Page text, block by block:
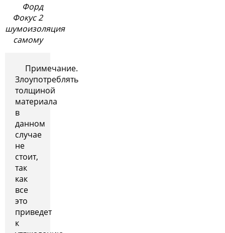
Форд
Фокус 2
шумоизоляция
самому
Примечание.
Злоупотреблять
толщиной
материала
в
данном
случае
не
стоит,
так
как
все
это
приведет
к